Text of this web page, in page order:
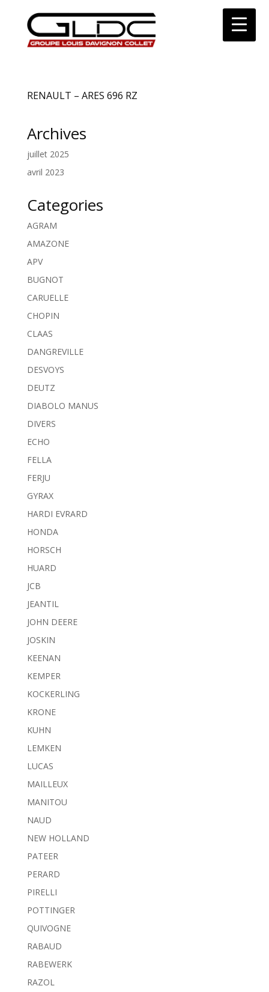
RENAULT – ARES 696 RZ
Archives
juillet 2025
avril 2023
Categories
AGRAM
AMAZONE
APV
BUGNOT
CARUELLE
CHOPIN
CLAAS
DANGREVILLE
DESVOYS
DEUTZ
DIABOLO MANUS
DIVERS
ECHO
FELLA
FERJU
GYRAX
HARDI EVRARD
HONDA
HORSCH
HUARD
JCB
JEANTIL
JOHN DEERE
JOSKIN
KEENAN
KEMPER
KOCKERLING
KRONE
KUHN
LEMKEN
LUCAS
MAILLEUX
MANITOU
NAUD
NEW HOLLAND
PATEER
PERARD
PIRELLI
POTTINGER
QUIVOGNE
RABAUD
RABEWERK
RAZOL